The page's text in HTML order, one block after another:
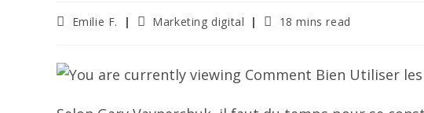
Emilie F. Marketing digital 18 mins read